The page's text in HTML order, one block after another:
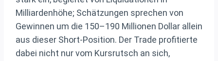
Milliardenhöhe; Schätzungen sprechen von
Gewinnen um die 150–190 Millionen Dollar allein
aus dieser Short‑Position. Der Trade profitierte
dabei nicht nur vom Kursrutsch an sich,